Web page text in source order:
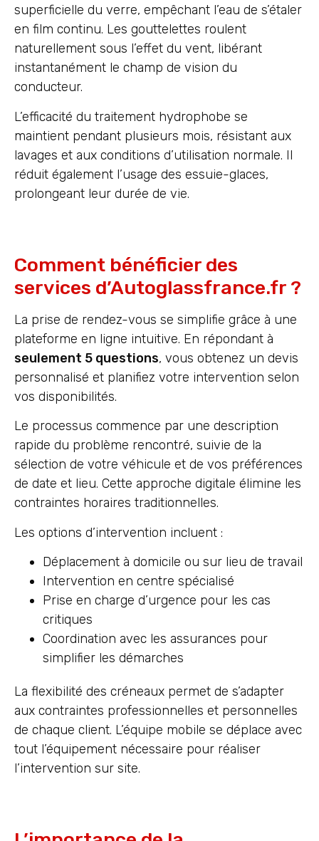
superficielle du verre, empêchant l’eau de s’étaler
en film continu. Les gouttelettes roulent
naturellement sous l’effet du vent, libérant
instantanément le champ de vision du
conducteur.
L’efficacité du traitement hydrophobe se
maintient pendant plusieurs mois, résistant aux
lavages et aux conditions d’utilisation normale. Il
réduit également l’usage des essuie-glaces,
prolongeant leur durée de vie.
Comment bénéficier des
services d’Autoglassfrance.fr ?
La prise de rendez-vous se simplifie grâce à une
plateforme en ligne intuitive. En répondant à
seulement 5 questions, vous obtenez un devis
personnalisé et planifiez votre intervention selon
vos disponibilités.
Le processus commence par une description
rapide du problème rencontré, suivie de la
sélection de votre véhicule et de vos préférences
de date et lieu. Cette approche digitale élimine les
contraintes horaires traditionnelles.
Les options d’intervention incluent :
Déplacement à domicile ou sur lieu de travail
Intervention en centre spécialisé
Prise en charge d’urgence pour les cas
critiques
Coordination avec les assurances pour
simplifier les démarches
La flexibilité des créneaux permet de s’adapter
aux contraintes professionnelles et personnelles
de chaque client. L’équipe mobile se déplace avec
tout l’équipement nécessaire pour réaliser
l’intervention sur site.